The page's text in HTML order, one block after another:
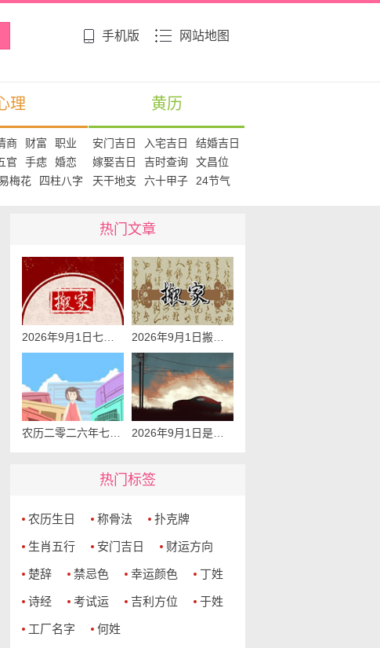
手机版 网站地图
理
商 财富
职业
官 手痣
婚恋
梅花 四柱八字
黄历
安门吉日 入宅吉日
结婚吉日
嫁娶吉日
吉时查询
文昌位
天干地支
六十甲子 24节气
热门文章
热门标签
农历生日 称骨法 扑克牌
生肖五行 安门吉日 财运方向
楚辞 禁忌色 幸运颜色 丁姓
诗经 考试运 吉利方位 于姓
工厂名字 何姓